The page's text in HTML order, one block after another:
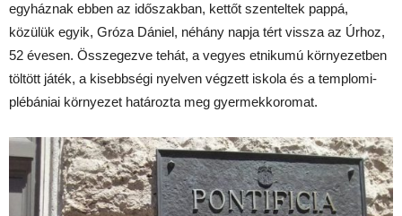
egyháznak ebben az időszakban, kettőt szenteltek pappá,
közülük egyik, Gróza Dániel, néhány napja tért vissza az Úrhoz,
52 évesen. Összegezve tehát, a vegyes etnikumú környezetben
töltött játék, a kisebbségi nyelven végzett iskola és a templomi-
plébániai környezet határozta meg gyermekkoromat.